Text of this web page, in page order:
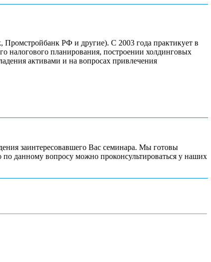
РФ и другие). С 2003 года практикует в
налогового планирования, построении холдинговых
активами и на вопросах привлечения
заинтересовавшего Вас семинара. Мы готовы
данному вопросу можно проконсультироваться у наших